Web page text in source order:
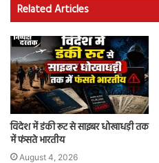
Related Articles
विदेश में डंकी रूट से साइबर धोखाधड़ी तक
में फंसते भारतीय
August 4, 2026